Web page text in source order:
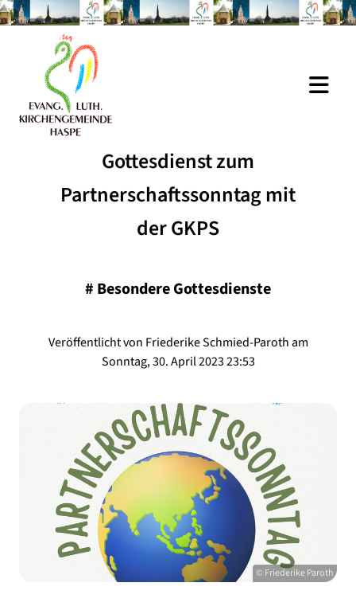
Gottesdienst zum
Partnerschaftssonntag mit
der GKPS
# Besondere Gottesdienste
Veröffentlicht von Friederike Schmied-Paroth am
Sonntag, 30. April 2023 23:53
© Friederike Paroth